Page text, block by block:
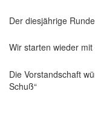
Der diesjährige
Wir starten wieder
Die Vorstandschaft
Schuß“